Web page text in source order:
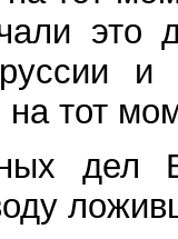
это
тот
дел